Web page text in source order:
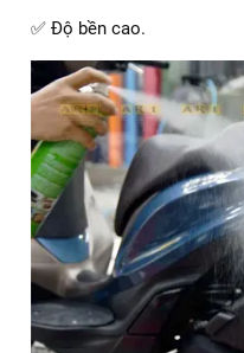
✅ Độ bền cao.